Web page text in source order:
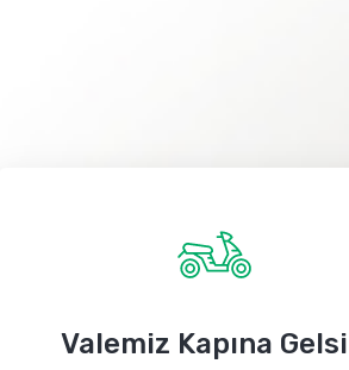
Valemiz Kapına